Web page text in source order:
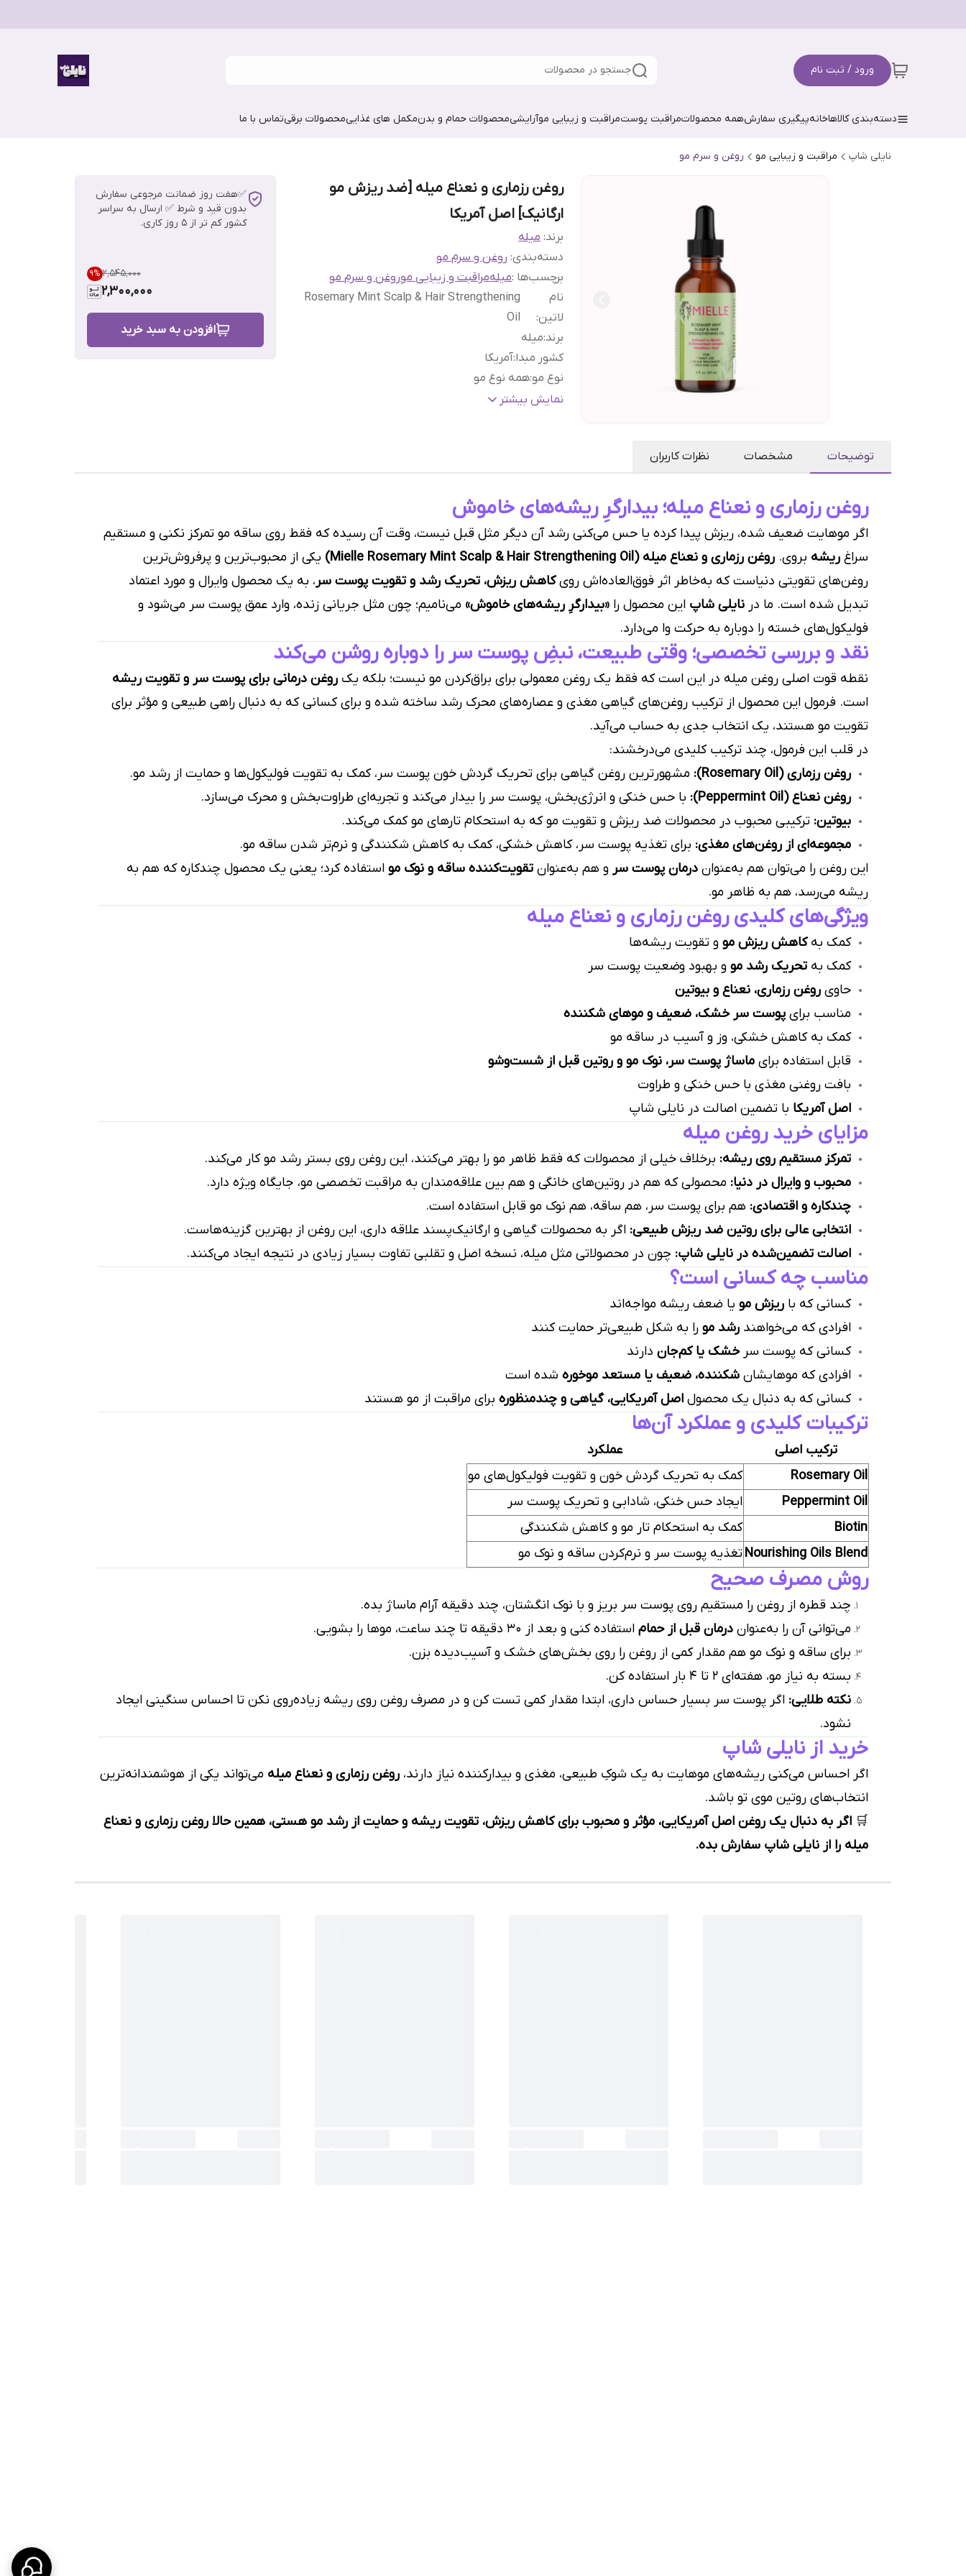
ورود / ثبت نام جستجو در محصولات
دسته‌بندی کالاهاخانهپیگیری سفارشهمه محصولاتمراقبت پوستمراقبت و زیبایی موآرایشیمحصولات حمام و بدنمکمل های غذاییمحصولات برقیتماس با ما
نایلی شاپ مراقبت و زیبایی مو روغن و سرم مو
روغن رزماری و نعناع میله [ضد ریزش مو
ارگانیک] اصل آمریکا
برند: میله
دسته‌بندی: روغن و سرم مو
برچسب‌ها :میلهمراقبت و زیبایی موروغن و سرم مو
نام
لاتین:
Rosemary Mint Scalp & Hair Strengthening
Oil
برند:میله
کشور مبدا:آمریکا
نوع مو:همه نوع مو
بافت:روغن
اصالت کالا
بدون قید و شرط
نمایش بیشتر
✅هفت روز ضمانت مرجوعی سفارش
بدون قید و شرط ✅ ارسال به سراسر
کشور کم تر از 5 روز کاری.
۲٬۵۴۵٬۰۰۰ 9%
2,300,000
افزودن به سبد خرید
توضیحات مشخصات نظرات کاربران
روغن رزماری و نعناع میله؛ بیدارگرِ ریشه‌های خاموش
اگر موهایت ضعیف شده، ریزش پیدا کرده یا حس می‌کنی رشد آن دیگر مثل قبل نیست، وقت آن رسیده که فقط روی ساقه مو تمرکز نکنی و مستقیم
سراغ ریشه بروی. روغن رزماری و نعناع میله (Mielle Rosemary Mint Scalp & Hair Strengthening Oil)
یکی از محبوب‌ترین و پرفروش‌ترین
روغن‌های تقویتی دنیاست که به‌خاطر اثر فوق‌العاده‌اش رویکاهش ریزش، تحریک رشد و تقویت پوست سر، به یک محصول وایرال و مورد اعتماد
تبدیل شده است. ما در نایلی شاپ این محصول را «بیدارگرِ ریشه‌های خاموش» می‌نامیم؛ چون مثل جریانی زنده، وارد عمق پوست سر می‌شود و
فولیکول‌های خسته را دوباره به حرکت وا می‌دارد.
نقد و بررسی تخصصی؛ وقتی طبیعت، نبضِ پوست سر را دوباره روشن می‌کند
نقطه قوت اصلی روغن میله در این است که فقط یک روغن معمولی برای براق‌کردن مو نیست؛ بلکه یک روغن درمانی برای پوست سر و تقویت ریشه
است. فرمول این محصول از ترکیب روغن‌های گیاهی مغذی و عصاره‌های محرک رشد ساخته شده و برای کسانی که به دنبال راهی طبیعی و مؤثر برای
تقویت مو هستند، یک انتخاب جدی به حساب می‌آید.
در قلب این فرمول، چند ترکیب کلیدی می‌درخشند:
روغن رزماری (Rosemary Oil):
مشهورترین روغن گیاهی برای تحریک گردش خون پوست سر، کمک به تقویت فولیکول‌ها و حمایت از رشد مو.
روغن نعناع (Peppermint Oil):
با حس خنکی و انرژی‌بخش، پوست سر را بیدار می‌کند و تجربه‌ای طراوت‌بخش و محرک می‌سازد.
بیوتین: ترکیبی محبوب در محصولات ضد ریزش و تقویت مو که به استحکام تارهای مو کمک می‌کند.
مجموعه‌ای از روغن‌های مغذی: برای تغذیه پوست سر، کاهش خشکی، کمک به کاهش شکنندگی و نرم‌تر شدن ساقه مو.
این روغن را می‌توان هم به‌عنوان درمان پوست سر و هم به‌عنوان تقویت‌کننده ساقه و نوک مو استفاده کرد؛ یعنی یک محصول چندکاره که هم به
ریشه می‌رسد، هم به ظاهر مو.
ویژگی‌های کلیدی روغن رزماری و نعناع میله
کمک بهکاهش ریزش مو و تقویت ریشه‌ها
کمک به تحریک رشد مو و بهبود وضعیت پوست سر
حاوی روغن رزماری، نعناع و بیوتین
مناسب برای پوست سر خشک، ضعیف و موهای شکننده
کمک به کاهش خشکی، وز و آسیب در ساقه مو
قابل استفاده برای ماساژ پوست سر، نوک مو و روتین قبل از شست‌وشو
بافت روغنی مغذی با حس خنکی و طراوت
اصل آمریکا با تضمین اصالت در نایلی شاپ
مزایای خرید روغن میله
تمرکز مستقیم روی ریشه: برخلاف خیلی از محصولات که فقط ظاهر مو را بهتر می‌کنند، این روغن روی بستر رشد مو کار می‌کند.
محبوب و وایرال در دنیا: محصولی که هم در روتین‌های خانگی و هم بین علاقه‌مندان به مراقبت تخصصی مو، جایگاه ویژه دارد.
چندکاره و اقتصادی: هم برای پوست سر، هم ساقه، هم نوک مو قابل استفاده است.
انتخابی عالی برای روتین ضد ریزش طبیعی: اگر به محصولات گیاهی و ارگانیک‌پسند علاقه داری، این روغن از بهترین گزینه‌هاست.
اصالت تضمین‌شده در نایلی شاپ: چون در محصولاتی مثل میله، نسخه اصل و تقلبی تفاوت بسیار زیادی در نتیجه ایجاد می‌کنند.
مناسب چه کسانی است؟
کسانی که با ریزش مو یا ضعف ریشه مواجه‌اند
افرادی که می‌خواهند رشد مو را به شکل طبیعی‌تر حمایت کنند
کسانی که پوست سرخشک یا کم‌جان دارند
افرادی که موهایشان شکننده، ضعیف یا مستعد موخوره شده است
کسانی که به دنبال یک محصول اصل آمریکایی، گیاهی و چندمنظوره برای مراقبت از مو هستند
ترکیبات کلیدی و عملکرد آن‌ها
ترکیب اصلی
عملکرد
Rosemary Oil
کمک به تحریک گردش خون و تقویت فولیکول‌های مو
Peppermint Oil
ایجاد حس خنکی، شادابی و تحریک پوست سر
Biotin
کمک به استحکام تار مو و کاهش شکنندگی
Nourishing Oils Blendتغذیه پوست سر و نرم‌کردن ساقه و نوک مو
روش مصرف صحیح
چند قطره از روغن را مستقیم روی پوست سر بریز و با نوک انگشتان، چند دقیقه آرام ماساژ بده.
می‌توانی آن را به‌عنوان درمان قبل از حمام استفاده کنی و بعد از ۳۰ دقیقه تا چند ساعت، موها را بشویی.
برای ساقه و نوک مو هم مقدار کمی از روغن را روی بخش‌های خشک و آسیب‌دیده بزن.
بسته به نیاز مو، هفته‌ای ۲ تا ۴ بار استفاده کن.
نکته طلایی: اگر پوست سر بسیار حساس داری، ابتدا مقدار کمی تست کن و در مصرف روغن روی ریشه زیاده‌روی نکن تا احساس سنگینی ایجاد
نشود.
خرید از نایلی شاپ
اگر احساس می‌کنی ریشه‌های موهایت به یک شوکِ طبیعی، مغذی و بیدارکننده نیاز دارند، روغن رزماری و نعناع میله می‌تواند یکی از هوشمندانه‌ترین
انتخاب‌های روتین موی تو باشد.
🛒 اگر به دنبال یک روغن اصل آمریکایی، مؤثر و محبوب برای کاهش ریزش، تقویت ریشه و حمایت از رشد مو هستی، همین حالا روغن رزماری و نعناع
میله را از نایلی شاپ سفارش بده.